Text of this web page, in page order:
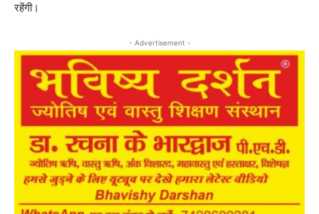
रहेंगी।
- Advertisement -